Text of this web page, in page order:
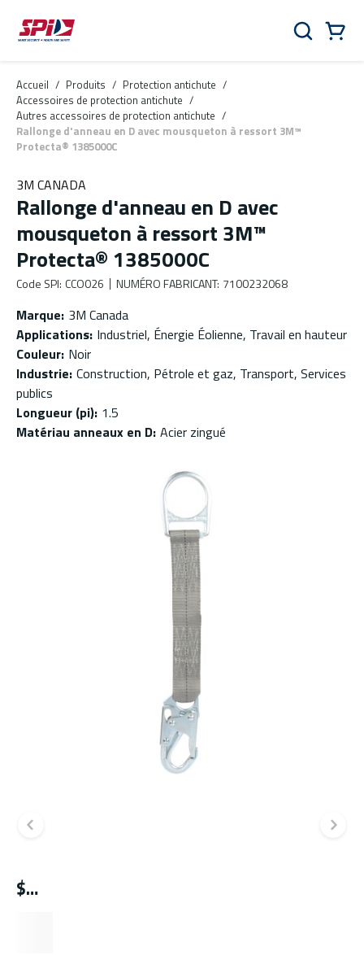
Aller au contenu principal
Skip to menu
Skip to footer
Rechercher
Accueil / Produits / Protection antichute /
Accessoires de protection antichute /
Autres accessoires de protection antichute /
Rallonge d'anneau en D avec mousqueton à ressort 3M™
Protecta® 1385000C
3M CANADA
Rallonge d'anneau en D avec
mousqueton à ressort 3M™
Protecta® 1385000C
Code SPI: CCO026 NUMÉRO FABRICANT: 7100232068
Marque: 3M Canada
Applications: Industriel, Énergie Éolienne, Travail en hauteur
Couleur: Noir
Industrie: Construction, Pétrole et gaz, Transport, Services
publics
Longueur (pi): 1.5
Matériau anneaux en D: Acier zingué
Diapositive précédente
$